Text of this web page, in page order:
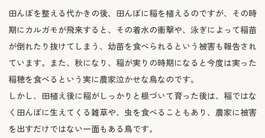
田んぼを整える代かきの後、田んぼに稲を植えるのですが、その時
期にカルガモが飛来すると、その着水の衝撃や、泳ぎによって稲苗
が倒れたり抜けてしまう、幼苗を食べられるという被害も報告され
ています。また、秋になり、稲が実りの時期になると今度は実った
稲穂を食べるという実に農家泣かせな鳥なのです。
しかし、田植え後に稲がしっかりと根づいて育った後は、稲ではな
く田んぼに生えてくる雑草や、虫を食べることもあり、農家に被害
を出すだけではない一面もある鳥です。